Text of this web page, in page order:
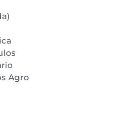
Agro